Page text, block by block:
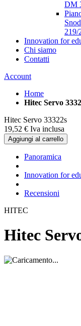
DM
219/
Innovation for
Chi siamo
Contatti
Account
Home
Hitec Servo
Hitec Servo 33322s
19,52 € Iva inclusa
Aggiungi al carrello
Panoramica
Innovation for
Recensioni
HITEC
Hitec